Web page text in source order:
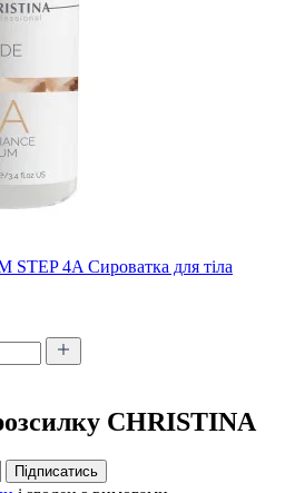
4A Сироватка для тіла
CHRISTINA
Підписатись